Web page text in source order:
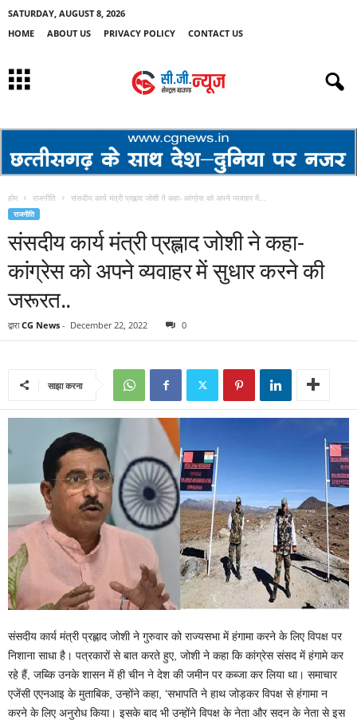
SATURDAY, AUGUST 8, 2026
HOME
ABOUT US PRIVACY POLICY CONTACT US
होम राजनीति संसदीय कार्य मंत्री प्रह्लाद जोशी ने कहा- कांग्रेस को अपने व्यवाहर में...
राजनीति
संसदीय कार्य मंत्री प्रह्लाद जोशी ने कहा-
कांग्रेस को अपने व्यवाहर में सुधार करने की
जरूरत..
द्वारा CG News - December 22, 2022 0
साझा करना
संसदीय कार्य मंत्री प्रह्लाद जोशी ने गुरुवार को राज्यसभा में हंगामा करने के लिए विपक्ष पर
निशाना साधा है। पत्रकारों से बात करते हुए, जोशी ने कहा कि कांग्रेस संसद में हंगामे कर
रहे हैं, जब्कि उनके शासन में ही चीन ने देश की जमीन पर कब्जा कर लिया था। समाचार
एजेंसी एएनआइ के मुताबिक, उन्होंने कहा, ‘सभापति ने हाथ जोड़कर विपक्ष से हंगामा न
करने के लिए अनुरोध किया। इसके बाद भी उन्होंने विपक्ष के नेता और सदन के नेता से इस